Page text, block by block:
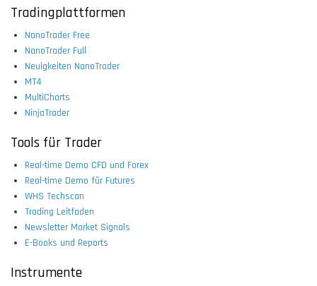
Tradingplattformen
NanoTrader Free
NanoTrader Full
Neuigkeiten NanoTrader
MT4
MultiCharts
NinjaTrader
Tools für Trader
Real-time Demo CFD und Forex
Real-time Demo für Futures
WHS Techscan
Trading Leitfaden
Newsletter Market Signals
E-Books und Reports
Instrumente